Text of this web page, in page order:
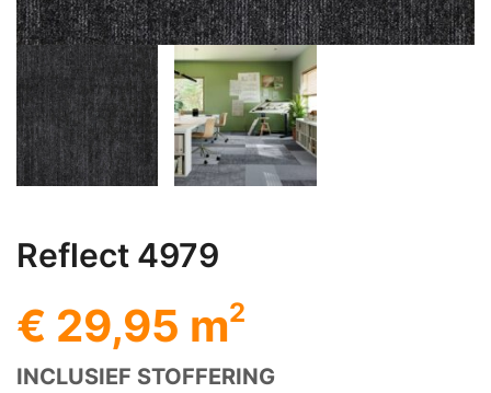
Reflect 4979
€ 29,95 m2
INCLUSIEF STOFFERING